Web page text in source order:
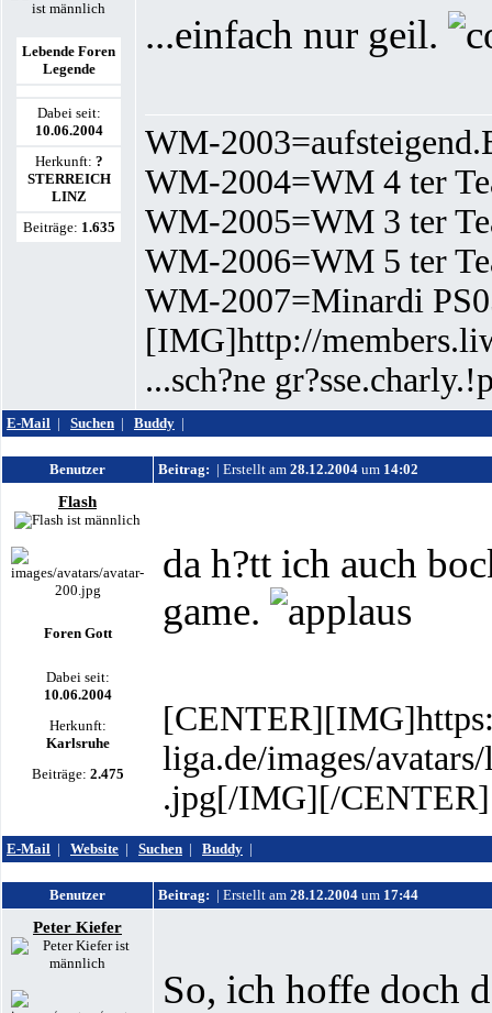
Lebende Foren
Legende
Dabei seit:
10.06.2004
Herkunft: ?
STERREICH
LINZ
Beiträge: 1.635
...einfach nur geil.
WM-
WM-2004=WM 4 ter
WM-2005=WM 3 ter
WM-2006=WM 5 ter
WM-2007=Minardi
[IMG]http://
...sch?ne
E-Mail | Suchen | Buddy |
Benutzer Beitrag: | Erstellt am 28.12.2004 um 14:02
Flash
Foren Gott
Dabei seit:
10.06.2004
Herkunft:
Karlsruhe
Beiträge: 2.475
da h?tt ich auch
game.
liga.de/images/
.jpg[/IMG][/CENTER]
E-Mail | Website | Suchen | Buddy |
Benutzer Beitrag: | Erstellt am 28.12.2004 um 17:44
Peter Kiefer
So, ich hoffe doch